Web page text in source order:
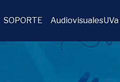
SOPORTE AudiovisualesUVa